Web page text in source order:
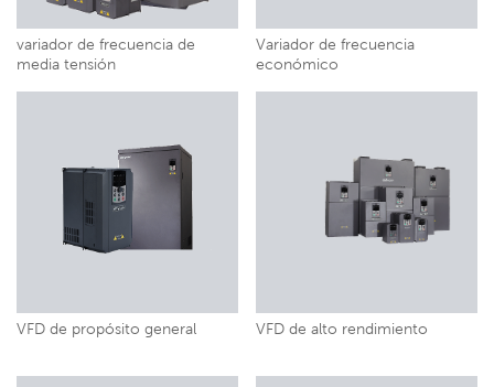
variador de frecuencia de
media tensión
Variador de frecuencia
económico
VFD de propósito general VFD de alto rendimiento